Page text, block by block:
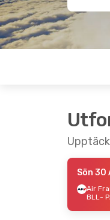
Sön 30
Air
BLL-